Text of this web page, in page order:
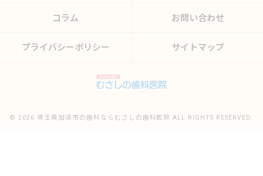
コラム お問い合わせ
プライバシーポリシー サイトマップ
© 2026 埼玉県加須市の歯科ならむさしの歯科医院 ALL RIGHTS RESERVED.